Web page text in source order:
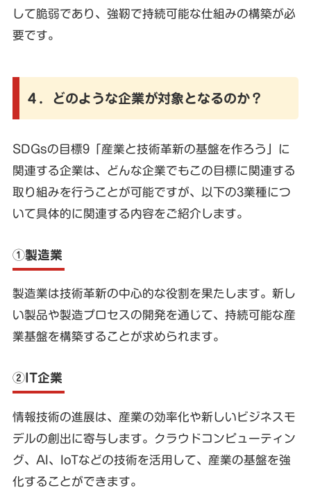
して脆弱であり、強靭で持続可能な仕組みの構築が必
要です。
４．どのような企業が対象となるのか？
SDGsの目標9「産業と技術革新の基盤を作ろう」に
関連する企業は、どんな企業でもこの目標に関連する
取り組みを行うことが可能ですが、以下の3業種につ
いて具体的に関連する内容をご紹介します。
①製造業
製造業は技術革新の中心的な役割を果たします。新し
い製品や製造プロセスの開発を通じて、持続可能な産
業基盤を構築することが求められます。
②IT企業
情報技術の進展は、産業の効率化や新しいビジネスモ
デルの創出に寄与します。クラウドコンピューティン
グ、AI、IoTなどの技術を活用して、産業の基盤を強
化することができます。